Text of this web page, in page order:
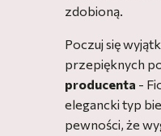
zdobioną.
Poczuj się
przepięknych
producenta -
elegancki typ
pewności, że